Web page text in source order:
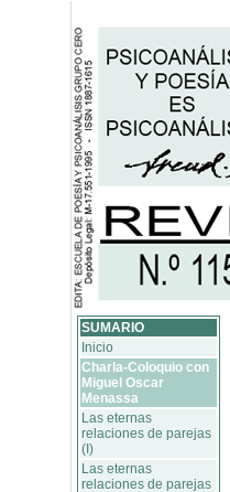
SUMARIO
Inicio
Charla-Coloquio con
Miguel Oscar
Menassa
Las eternas
relaciones de parejas
(I)
Las eternas
relaciones de parejas